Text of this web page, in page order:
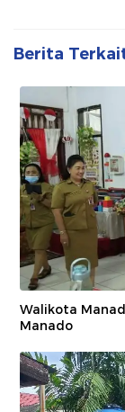
Berita
Walikota
Manado